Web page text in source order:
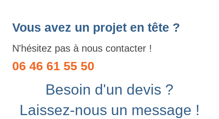
Vous avez un projet en tête ?
N'hésitez pas à nous contacter !
06 46 61 55 50
Besoin d'un devis ?
Laissez-nous un message !